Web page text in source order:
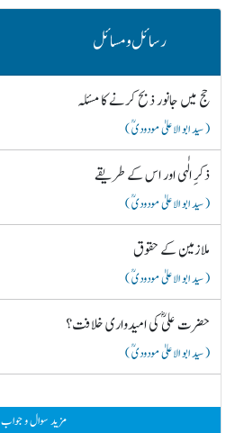
رسائل و مسائل
حج میں جانور ذبح کرنے کا مسئلہ
( سید ابو الاعلیٰ مودودیؒ )
ذکرِ الٰہی اور اس کے طریقے
( سید ابو الاعلیٰ مودودیؒ )
ملازمین کے حقوق
( سید ابو الاعلیٰ مودودیؒ )
حضرت علیؓ کی امیدواری خلافت؟
( سید ابو الاعلیٰ مودودیؒ )
مزید سوال و جواب